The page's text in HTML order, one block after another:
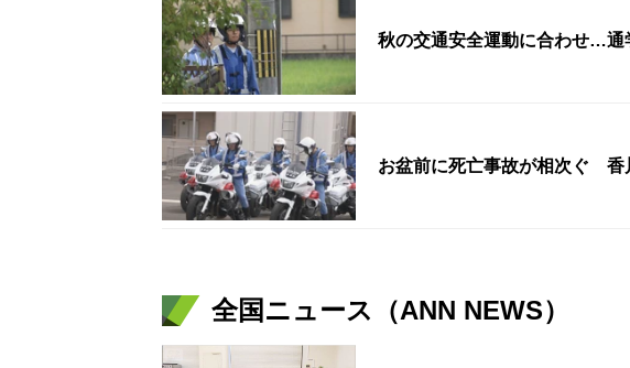
秋の交通安全運動に合わせ…
お盆前に死亡事故が相次ぐ 香
全国ニュース（ANN NEWS）